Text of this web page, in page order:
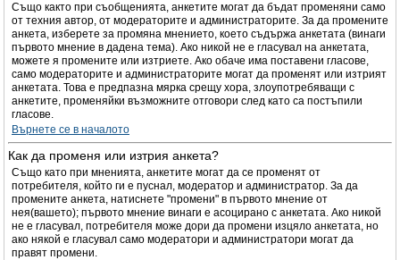
Също както при съобщенията, анкетите могат да бъдат променяни само
от техния автор, от модераторите и администраторите. За да промените
анкета, изберете за промяна мнението, което съдържа анкетата (винаги
първото мнение в дадена тема). Ако никой не е гласувал на анкетата,
можете я промените или изтриете. Ако обаче има поставени гласове,
само модераторите и администраторите могат да променят или изтрият
анкетата. Това е предпазна мярка срещу хора, злоупотребяващи с
анкетите, променяйки възможните отговори след като са постъпили
гласове.
Върнете се в началото
Как да променя или изтрия анкета?
Също като при мненията, анкетите могат да се променят от
потребителя, който ги е пуснал, модератор и администратор. За да
промените анкета, натиснете "промени" в първото мнение от
нея(вашето); първото мнение винаги е асоцирано с анкетата. Ако никой
не е гласувал, потребителя може дори да промени изцяло анкетата, но
ако някой е гласувал само модератори и администратори могат да
правят промени.